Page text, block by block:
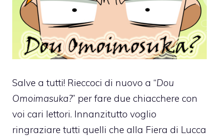
Salve a tutti! Rieccoci di nuovo a “Dou
Omoimasuka?” per fare due chiacchere con
voi cari lettori. Innanzitutto voglio
ringraziare tutti quelli che alla Fiera di Lucca